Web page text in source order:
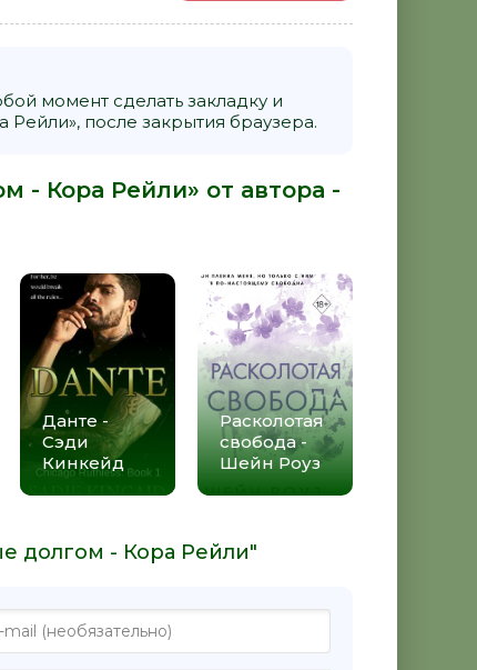
момент сделать закладку и
после закрытия браузера.
- Кора Рейли» от автора -
Данте -
Сэди
Кинкейд
Расколотая
свобода -
Шейн Роуз
долгом - Кора Рейли"